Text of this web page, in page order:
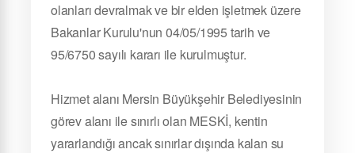
olanları devralmak ve bir elden işletmek üzere
Bakanlar Kurulu'nun 04/05/1995 tarih ve
95/6750 sayılı kararı ile kurulmuştur.
Hizmet alanı Mersin Büyükşehir Belediyesinin
görev alanı ile sınırlı olan MESKİ, kentin
yararlandığı ancak sınırlar dışında kalan su